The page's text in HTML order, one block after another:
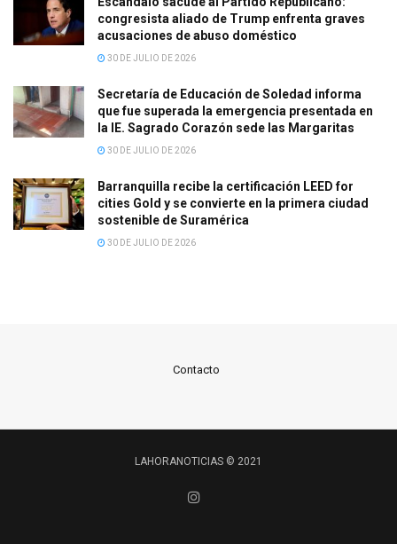
congresista aliado de Trump enfrenta graves
acusaciones de abuso doméstico
30 DE JULIO DE 2026
Secretaría de Educación de Soledad informa
que fue superada la emergencia presentada en
la IE. Sagrado Corazón sede las Margaritas
30 DE JULIO DE 2026
Barranquilla recibe la certificación LEED for
cities Gold y se convierte en la primera ciudad
sostenible de Suramérica
30 DE JULIO DE 2026
Contacto
LAHORANOTICIAS © 2021